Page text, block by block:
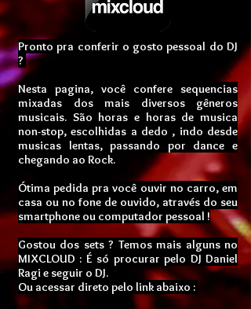
Pronto pra conferir o gosto pessoal do DJ
?
Nesta pagina, você confere sequencias
mixadas dos mais diversos gêneros
musicais. São horas e horas de musica
non-stop, escolhidas a dedo , indo desde
musicas lentas, passando por dance e
chegando ao Rock.
Ótima pedida pra você ouvir no carro, em
casa ou no fone de ouvido, através do seu
smartphone ou computador pessoal !
Gostou dos sets ? Temos mais alguns no
MIXCLOUD : É só procurar pelo DJ Daniel
Ragi e seguir o DJ.
Ou acessar direto pelo link abaixo :